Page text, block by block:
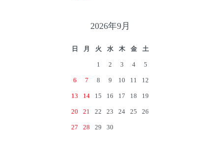
2026年9月
日 月 火 水 木 金 土
1 2 3 4 5
6 7 8 9 10 11 12
13 14 15 16 17 18 19
20 21 22 23 24 25 26
27 28 29 30